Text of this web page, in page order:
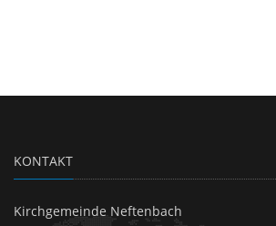
KONTAKT
Kirchgemeinde Neftenbach